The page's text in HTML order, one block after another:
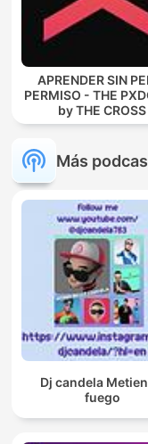
APRENDER SIN
PERMISO - THE
by THE CROSS
Más
Dj candela
fuego